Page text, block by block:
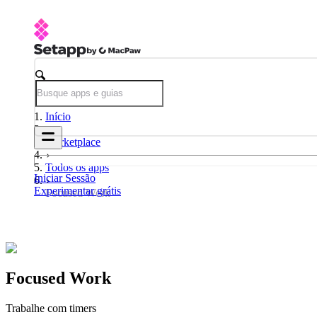
Iniciar Sessão
Experimentar grátis
Início
Marketplace
Todos os apps
Focused Work
Focused Work
Trabalhe com timers